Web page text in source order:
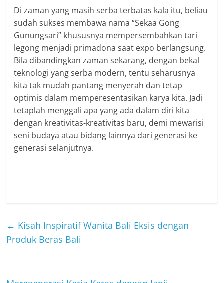
Di zaman yang masih serba terbatas kala itu, beliau
sudah sukses membawa nama “Sekaa Gong
Gunungsari” khususnya mempersembahkan tari
legong menjadi primadona saat expo berlangsung.
Bila dibandingkan zaman sekarang, dengan bekal
teknologi yang serba modern, tentu seharusnya
kita tak mudah pantang menyerah dan tetap
optimis dalam memperesentasikan karya kita. Jadi
tetaplah menggali apa yang ada dalam diri kita
dengan kreativitas-kreativitas baru, demi mewarisi
seni budaya atau bidang lainnya dari generasi ke
generasi selanjutnya.
← Kisah Inspiratif Wanita Bali Eksis dengan
Produk Beras Bali